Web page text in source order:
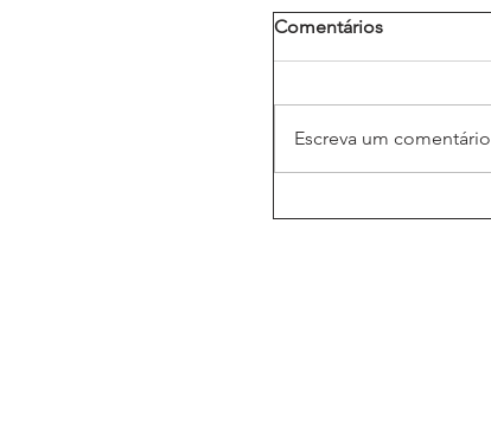
Comentários
Escreva um comentário